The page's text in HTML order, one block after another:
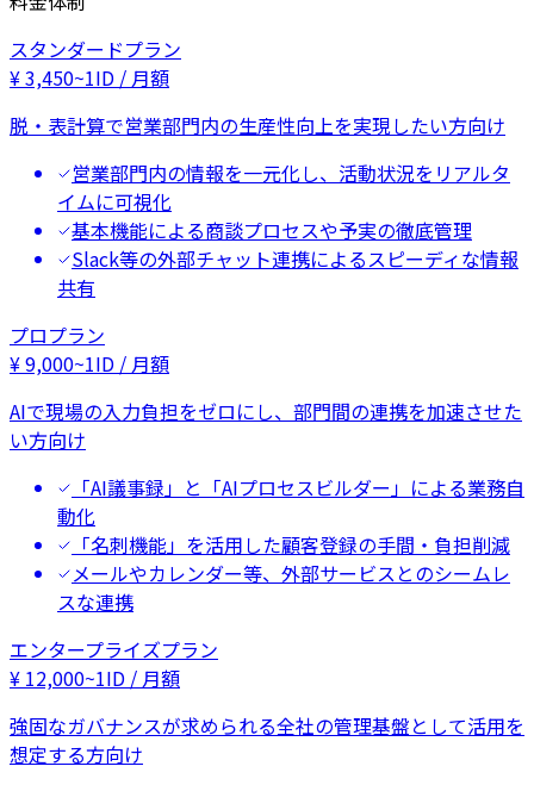
スタンダードプラン
¥3,450~1ID / 月額
脱・表計算で営業部門内の生産性向上を実現したい方向け
営業部門内の情報を一元化し、活動状況をリアルタ
イムに可視化
基本機能による商談プロセスや予実の徹底管理
Slack等の外部チャット連携によるスピーディな情報
共有
プロプラン
¥9,000~1ID / 月額
AIで現場の入力負担をゼロにし、部門間の連携を加速させた
い方向け
「AI議事録」と「AIプロセスビルダー」による業務自
動化
「名刺機能」を活用した顧客登録の手間・負担削減
メールやカレンダー等、外部サービスとのシームレ
スな連携
エンタープライズプラン
¥ 12,000~1ID / 月額
強固なガバナンスが求められる全社の管理基盤として活用を
想定する方向け